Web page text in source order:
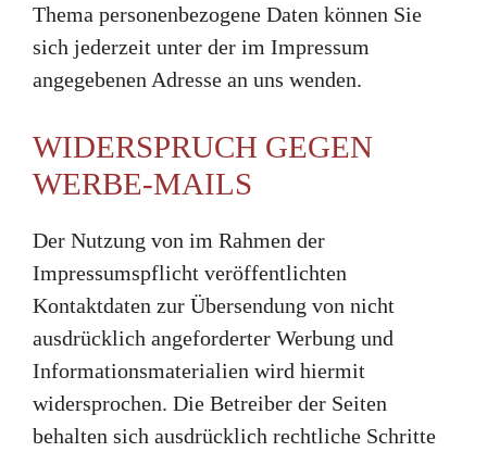
Thema personenbezogene Daten können Sie
sich jederzeit unter der im Impressum
angegebenen Adresse an uns wenden.
WIDERSPRUCH GEGEN
WERBE-MAILS
Der Nutzung von im Rahmen der
Impressumspflicht veröffentlichten
Kontaktdaten zur Übersendung von nicht
ausdrücklich angeforderter Werbung und
Informationsmaterialien wird hiermit
widersprochen. Die Betreiber der Seiten
behalten sich ausdrücklich rechtliche Schritte